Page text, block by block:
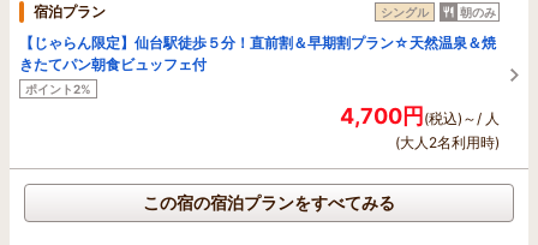
宿泊プラン シングル 朝のみ
【じゃらん限定】仙台駅徒歩５分！直前割＆早期割プラン☆天然温泉＆焼
きたてパン朝食ビュッフェ付
ポイント2%
4,700円(税込)～/ 人
(大人2名利用時)
この宿の宿泊プランをすべてみる